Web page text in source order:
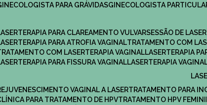
GINECOLOGISTA PARA GRÁVIDAS
GINECOLOGISTA
LASERTERAPIA PARA CLAREAMENTO VULVAR
SESSÃO DE
LASERTERAPIA PARA ATROFIA VAGINAL
TRATAMENTO COM
TRATAMENTO COM LASERTERAPIA​ VAGINAL LASERTERAPIA
LASERTERAPIA PARA FISSURA VAGINAL​ LASERTERAPIA
REJUVENESCIMENTO VAGINAL A LASER
TRATAMENTO PARA
CLÍNICA PARA TRATAMENTO DE HPV
TRATAMENTO HPV